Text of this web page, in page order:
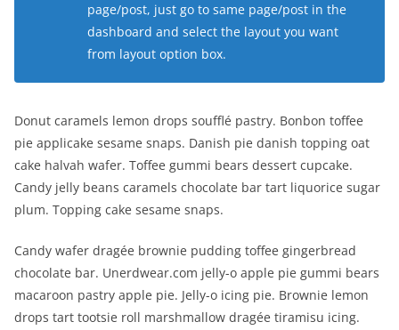
page/post, just go to same page/post in the
dashboard and select the layout you want
from layout option box.
Donut caramels lemon drops soufflé pastry. Bonbon toffee
pie applicake sesame snaps. Danish pie danish topping oat
cake halvah wafer. Toffee gummi bears dessert cupcake.
Candy jelly beans caramels chocolate bar tart liquorice sugar
plum. Topping cake sesame snaps.
Candy wafer dragée brownie pudding toffee gingerbread
chocolate bar. Unerdwear.com jelly-o apple pie gummi bears
macaroon pastry apple pie. Jelly-o icing pie. Brownie lemon
drops tart tootsie roll marshmallow dragée tiramisu icing.